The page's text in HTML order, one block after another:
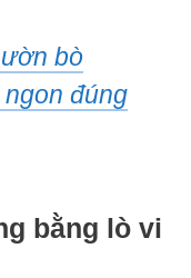
bò
đúng
bằng lò vi